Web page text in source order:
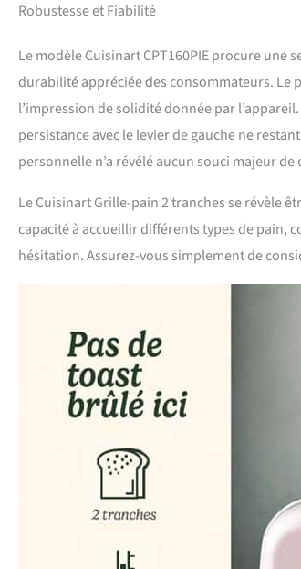
Robustesse et Fiabilité
Le modèle Cuisinart CPT160PIE procure
durabilité appréciée des consommateurs. Le
l’impression de solidité donnée par
persistance avec le levier de gauche ne
personnelle n’a révélé aucun souci majeur de
Le Cuisinart Grille-pain 2 tranches se révèle
capacité à accueillir différents types de pain,
hésitation. Assurez-vous simplement de